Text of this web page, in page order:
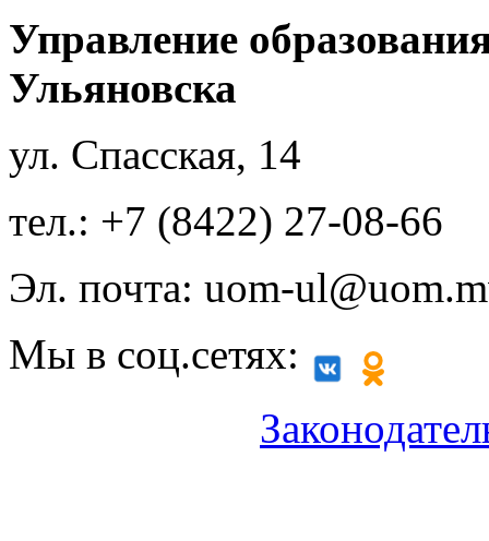
Управление
Ульяновска
ул. Спасская, 14
тел.: +7 (8422) 27-08-66
Эл. почта: uom-
Мы в соц.сетях: